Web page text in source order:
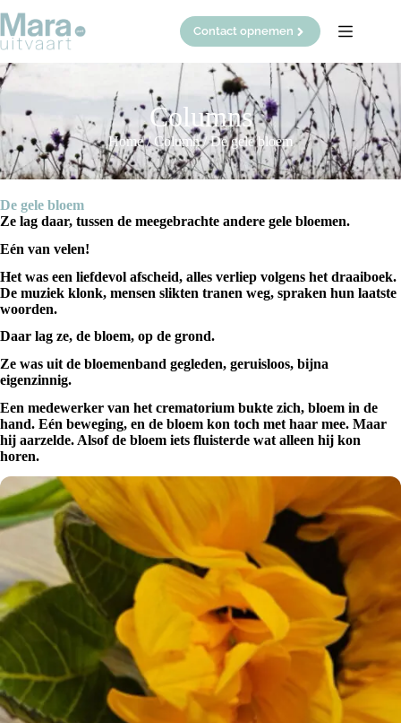
naar
de
inhoud
Contact opnemen
Columns
Home/Column/De gele bloem
De gele bloem
Ze lag daar, tussen de meegebrachte andere gele bloemen.
Eén van velen!
Het was een liefdevol afscheid, alles verliep volgens het draaiboek.
De muziek klonk, mensen slikten tranen weg, spraken hun laatste
woorden.
Daar lag ze, de bloem, op de grond.
Ze was uit de bloemenband gegleden, geruisloos, bijna
eigenzinnig.
Een medewerker van het crematorium bukte zich, bloem in de
hand. Eén beweging, en de bloem kon toch met haar mee. Maar
hij aarzelde. Alsof de bloem iets fluisterde wat alleen hij kon
horen.